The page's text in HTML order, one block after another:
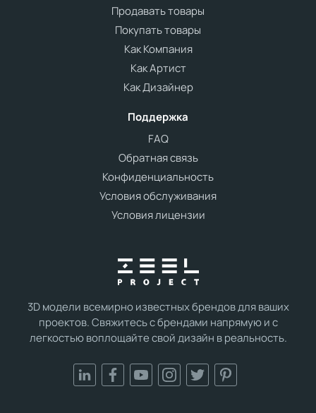
3D модели всемирно известных брендов для ваших
проектов. Свяжитесь с брендами напрямую и с
легкостью воплощайте свой дизайн в реальность.
Продавать товары
Покупать товары
Как Компания
Как Артист
Как Дизайнер
Поддержка
FAQ
Обратная связь
Конфиденциальность
Условия обслуживания
Условия лицензии